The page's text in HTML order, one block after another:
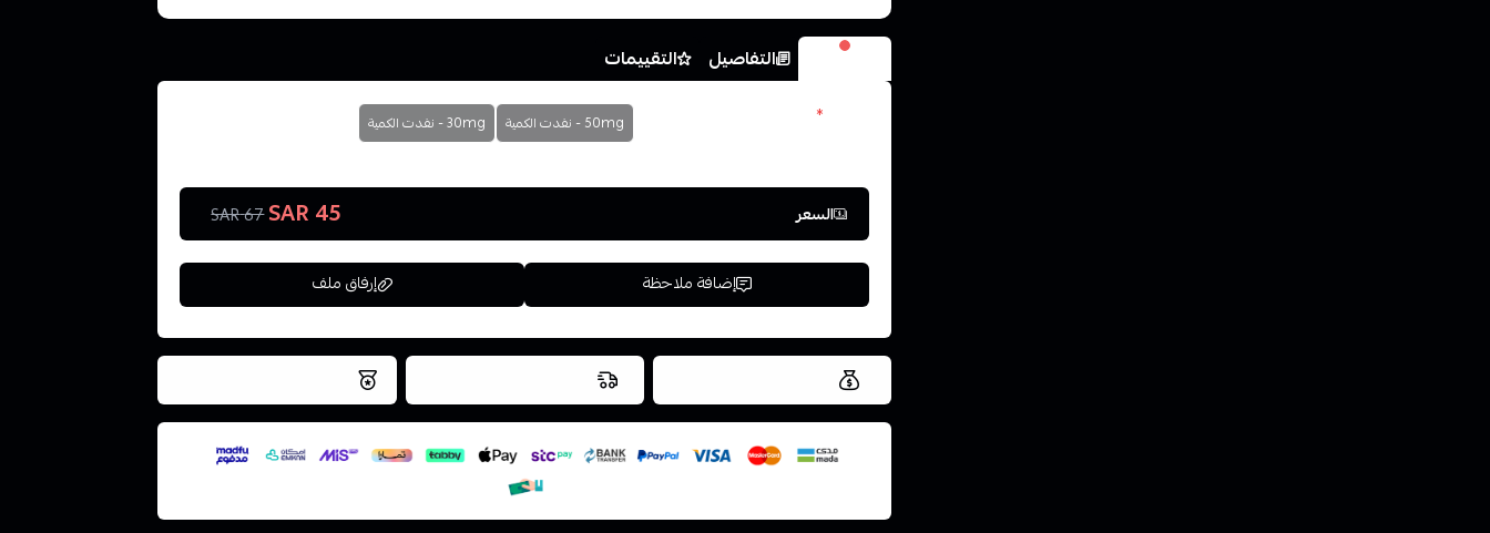
الخيارات التفاصيل التقييمات
* 50mg - نفدت الكمية 30mg - نفدت الكمية
السعر 45 SAR
67 SAR
إضافة ملاحظة إرفاق ملف
اسحب و افلت الملف هنا
استعراض
العروض والشحن مجاني نتميز بلجودة والتخزين الامن